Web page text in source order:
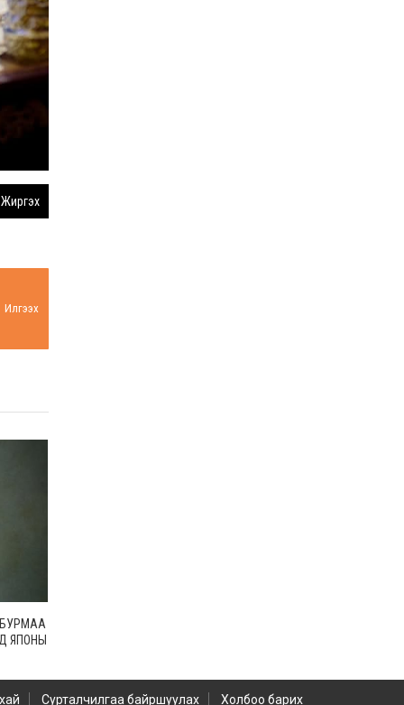
Жиргэх
Илгээх
ЯПОНЫ
Сурталчилгаа байршуулах Холбоо барих